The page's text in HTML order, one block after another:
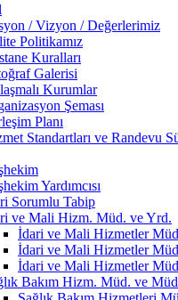
/ Vizyon / Değerlerimiz
Politikamız
Kuralları
Galerisi
Kurumlar
Şeması
Planı
Standartları ve Randevu
Yardımcısı
Sorumlu Tabip
ve Mali Hizm. Müd. ve Yrd.
İdari ve Mali Hizmetler
İdari ve Mali Hizmetler
İdari ve Mali Hizmetler
Bakım Hizm. Müd. ve